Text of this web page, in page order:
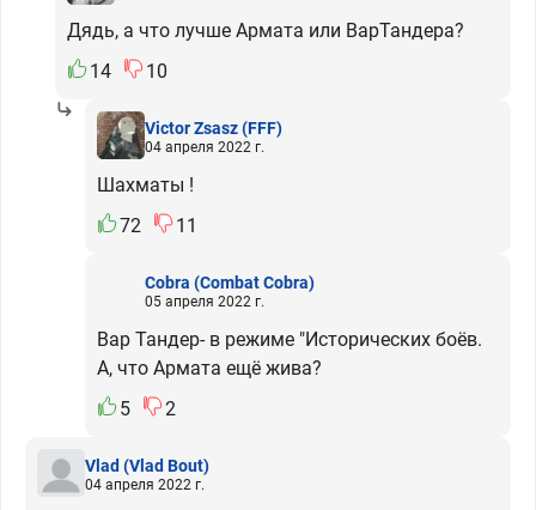
Дядь, а что лучше Армата или ВарТандера?
14
10
Victor Zsasz(FFF)
04 апреля 2022 г.
Шахматы !
72
11
Cobra (Combat Cobra)
05 апреля 2022 г.
Вар Тандер- в режиме "Исторических боёв.
А, что Армата ещё жива?
5
2
Vlad(Vlad Bout)
04 апреля 2022 г.